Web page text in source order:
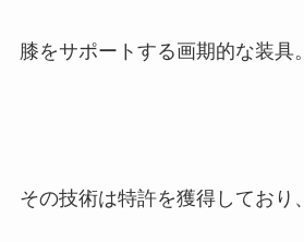
膝をサポートする画期的な装具。
その技術は特許を獲得しており、